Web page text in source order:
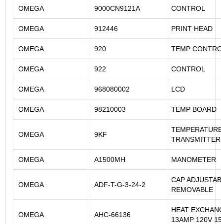
OMEGA 9000CN9121A CONTROL
OMEGA 912446 PRINT HEAD
OMEGA 920 TEMP
OMEGA 922 CONTROL
OMEGA 968080002 LCD
OMEGA 98210003 TEMP BOARD
OMEGA 9KF
TRANSMITTER
OMEGA A1500MH MANOMETER
OMEGA ADF-T-G-3-24-2
CAP
REMOVABLE
OMEGA AHC-66136
HEAT
13AMP 120V